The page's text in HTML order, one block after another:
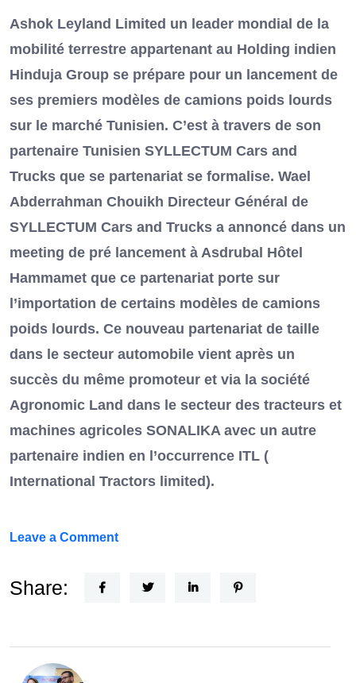
Ashok Leyland Limited un leader mondial de la
mobilité terrestre appartenant au Holding indien
Hinduja Group se prépare pour un lancement de
ses premiers modèles de camions poids lourds
sur le marché Tunisien. C’est à travers de son
partenaire Tunisien SYLLECTUM Cars and
Trucks que se partenariat se formalise. Wael
Abderrahman Chouikh Directeur Général de
SYLLECTUM Cars and Trucks a annoncé dans un
meeting de pré lancement à Asdrubal Hôtel
Hammamet que ce partenariat porte sur
l’importation de certains modèles de camions
poids lourds. Ce nouveau partenariat de taille
dans le secteur automobile vient après un
succès du même promoteur et via la société
Agronomic Land dans le secteur des tracteurs et
machines agricoles SONALIKA avec un autre
partenaire indien en l’occurrence ITL (
International Tractors limited).
Leave a Commenton
Nouvel
le
Share: